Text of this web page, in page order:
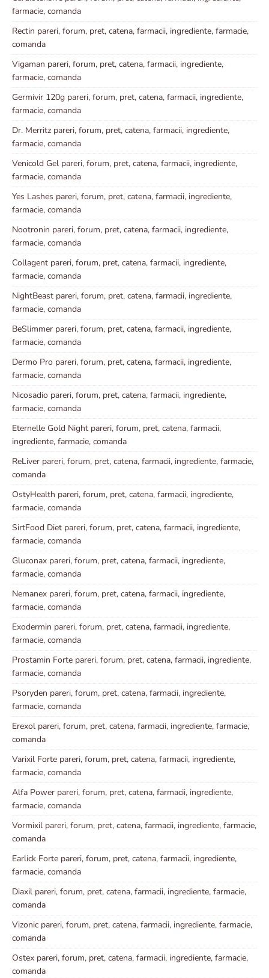
farmacie, comanda
Rectin pareri, forum, pret, catena, farmacii, ingrediente, farmacie,
comanda
Vigaman pareri, forum, pret, catena, farmacii, ingrediente,
farmacie, comanda
Germivir 120g pareri, forum, pret, catena, farmacii, ingrediente,
farmacie, comanda
Dr. Merritz pareri, forum, pret, catena, farmacii, ingrediente,
farmacie, comanda
Venicold Gel pareri, forum, pret, catena, farmacii, ingrediente,
farmacie, comanda
Yes Lashes pareri, forum, pret, catena, farmacii, ingrediente,
farmacie, comanda
Nootronin pareri, forum, pret, catena, farmacii, ingrediente,
farmacie, comanda
Collagent pareri, forum, pret, catena, farmacii, ingrediente,
farmacie, comanda
NightBeast pareri, forum, pret, catena, farmacii, ingrediente,
farmacie, comanda
BeSlimmer pareri, forum, pret, catena, farmacii, ingrediente,
farmacie, comanda
Dermo Pro pareri, forum, pret, catena, farmacii, ingrediente,
farmacie, comanda
Nicosadio pareri, forum, pret, catena, farmacii, ingrediente,
farmacie, comanda
Eternelle Gold Night pareri, forum, pret, catena, farmacii,
ingrediente, farmacie, comanda
ReLiver pareri, forum, pret, catena, farmacii, ingrediente, farmacie,
comanda
OstyHealth pareri, forum, pret, catena, farmacii, ingrediente,
farmacie, comanda
SirtFood Diet pareri, forum, pret, catena, farmacii, ingrediente,
farmacie, comanda
Gluconax pareri, forum, pret, catena, farmacii, ingrediente,
farmacie, comanda
Nemanex pareri, forum, pret, catena, farmacii, ingrediente,
farmacie, comanda
Exodermin pareri, forum, pret, catena, farmacii, ingrediente,
farmacie, comanda
Prostamin Forte pareri, forum, pret, catena, farmacii, ingrediente,
farmacie, comanda
Psoryden pareri, forum, pret, catena, farmacii, ingrediente,
farmacie, comanda
Erexol pareri, forum, pret, catena, farmacii, ingrediente, farmacie,
comanda
Varixil Forte pareri, forum, pret, catena, farmacii, ingrediente,
farmacie, comanda
Alfa Power pareri, forum, pret, catena, farmacii, ingrediente,
farmacie, comanda
Vormixil pareri, forum, pret, catena, farmacii, ingrediente, farmacie,
comanda
Earlick Forte pareri, forum, pret, catena, farmacii, ingrediente,
farmacie, comanda
Diaxil pareri, forum, pret, catena, farmacii, ingrediente, farmacie,
comanda
Vizonic pareri, forum, pret, catena, farmacii, ingrediente, farmacie,
comanda
Ostex pareri, forum, pret, catena, farmacii, ingrediente, farmacie,
comanda